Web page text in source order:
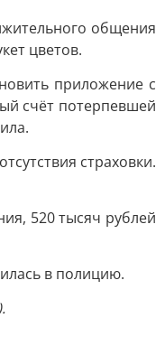
общения
цветов.
приложение с
счёт потерпевшей
страховки.
520 тысяч рублей
в полицию.